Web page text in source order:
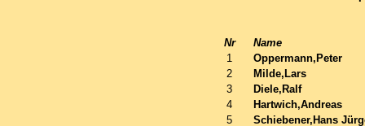
Nr Name
1
Oppermann,Peter
2
Milde,Lars
3
Diele,Ralf
4
Hartwich,Andreas
5
Schiebener,Hans